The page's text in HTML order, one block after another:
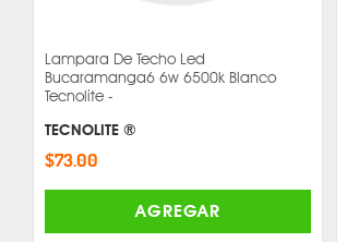
Lampara De Techo Led
Bucaramanga6 6w 6500k Blanco
Tecnolite -
TECNOLITE ®
$73.00
AGREGAR